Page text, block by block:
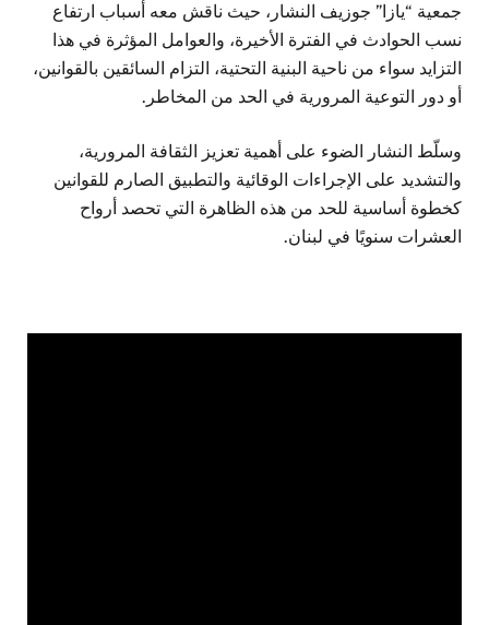
جمعية “يازا” جوزيف النشار، حيث ناقش معه أسباب ارتفاع
نسب الحوادث في الفترة الأخيرة، والعوامل المؤثرة في هذا
التزايد سواء من ناحية البنية التحتية، التزام السائقين بالقوانين،
أو دور التوعية المرورية في الحد من المخاطر.
وسلّط النشار الضوء على أهمية تعزيز الثقافة المرورية،
والتشديد على الإجراءات الوقائية والتطبيق الصارم للقوانين
كخطوة أساسية للحد من هذه الظاهرة التي تحصد أرواح
العشرات سنويًا في لبنان.